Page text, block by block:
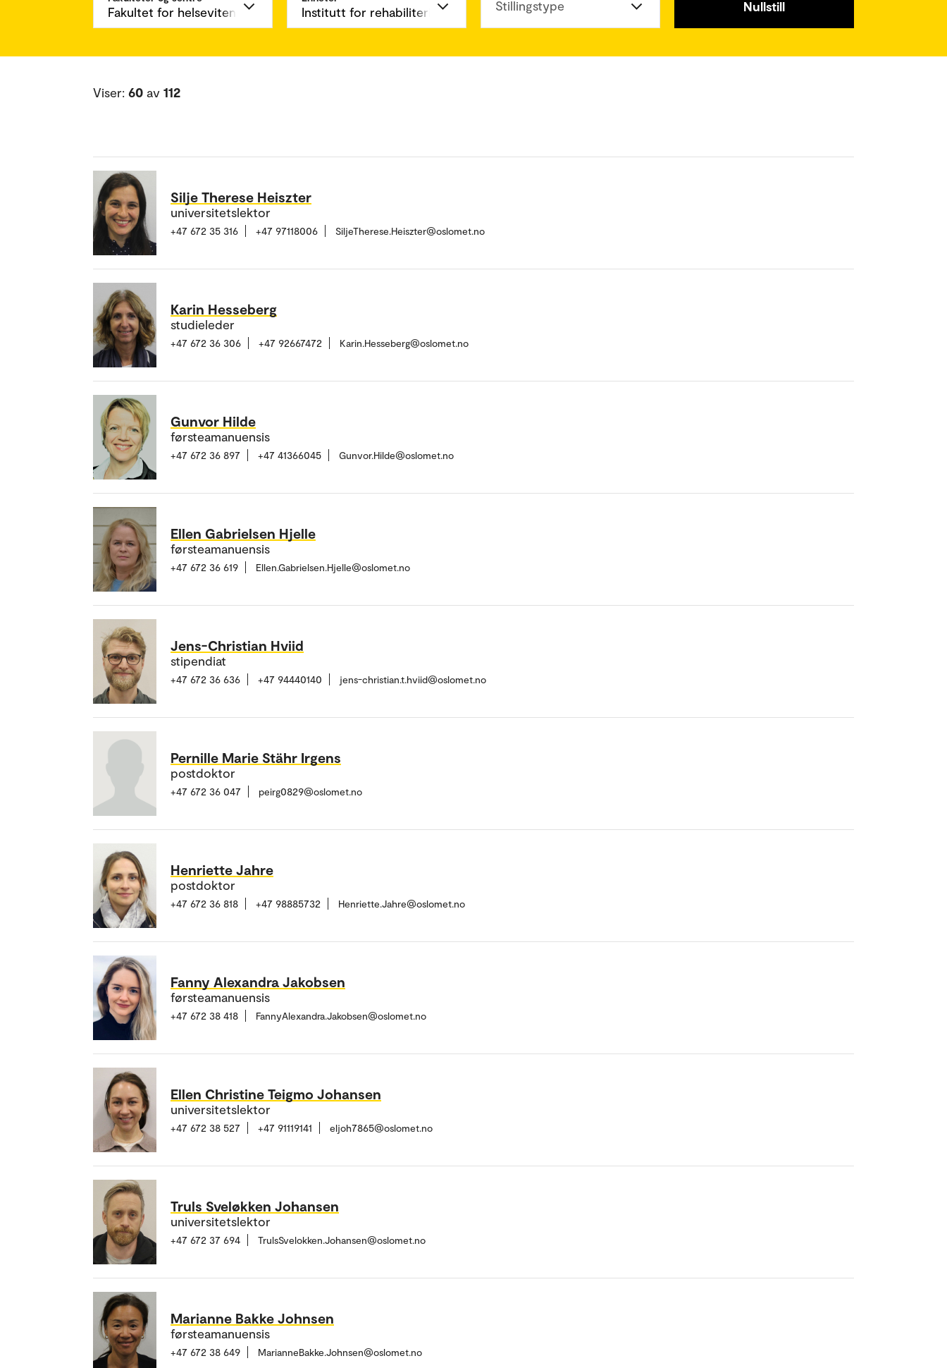
Stillingstype Nullstill
Viser: 60 av 112
Silje Therese Heiszter
universitetslektor
+47 672 35 316 +47 97118006 SiljeTherese.Heiszter@oslomet.no
Karin Hesseberg
studieleder
+47 672 36 306 +47 92667472 Karin.Hesseberg@oslomet.no
Gunvor Hilde
førsteamanuensis
+47 672 36 897 +47 41366045 Gunvor.Hilde@oslomet.no
Ellen Gabrielsen Hjelle
førsteamanuensis
+47 672 36 619 Ellen.Gabrielsen.Hjelle@oslomet.no
Jens-Christian Hviid
stipendiat
+47 672 36 636 +47 94440140 jens-christian.t.hviid@oslomet.no
Pernille Marie Stähr Irgens
postdoktor
+47 672 36 047 peirg0829@oslomet.no
Henriette Jahre
postdoktor
+47 672 36 818 +47 98885732 Henriette.Jahre@oslomet.no
Fanny Alexandra Jakobsen
førsteamanuensis
+47 672 38 418 FannyAlexandra.Jakobsen@oslomet.no
Ellen Christine Teigmo Johansen
universitetslektor
+47 672 38 527 +47 91119141 eljoh7865@oslomet.no
Truls Sveløkken Johansen
universitetslektor
+47 672 37 694 TrulsSvelokken.Johansen@oslomet.no
Marianne Bakke Johnsen
førsteamanuensis
+47 672 38 649 MarianneBakke.Johnsen@oslomet.no